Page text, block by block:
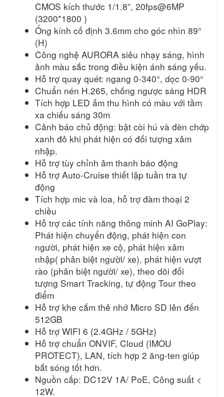
CMOS kích thước 1/1.8”, 20fps@6MP
(3200*1800 )
Ống kính cố định 3.6mm cho góc nhìn 89°
(H)
Công nghệ AURORA siêu nhạy sáng, hình
ảnh màu sắc trong điều kiện ánh sáng yếu.
Hỗ trợ quay quét: ngang 0-340°, dọc 0-90°
Chuẩn nén H.265, chống ngược sáng HDR
Tích hợp LED ấm thu hình có màu với tầm
xa chiếu sáng 30m
Cảnh báo chủ động: bật còi hú và đèn chớp
xanh đỏ khi phát hiện có đối tượng xâm
nhập.
Hỗ trợ tùy chỉnh âm thanh báo động
Hỗ trợ Auto-Cruise thiết lập tuần tra tự
động
Tích hợp mic và loa, hỗ trợ đàm thoại 2
chiều
Hỗ trợ các tính năng thông minh AI GoPlay:
Phát hiện chuyển động, phát hiện con
người, phát hiện xe cộ, phát hiện xâm
nhập( phân biệt người/ xe), phát hiện vượt
rào (phân biệt người/ xe), theo dõi đối
tượng Smart Tracking, tự động Tour theo
điểm
Hỗ trợ khe cắm thẻ nhớ Micro SD lên đến
512GB
Hỗ trợ WIFI 6 (2.4GHz / 5GHz)
Hỗ trợ chuẩn ONVIF, Cloud (IMOU
PROTECT), LAN, tích hợp 2 ăng-ten giúp
bắt sóng tốt hơn.
Nguồn cấp: DC12V 1A/ PoE, Công suất <
12W.